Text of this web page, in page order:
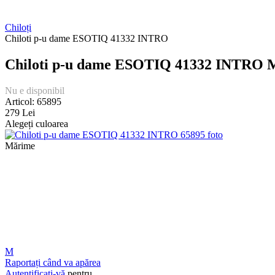
Chiloți
Chiloti p-u dame ESOTIQ 41332 INTRO
Chiloti p-u dame ESOTIQ 41332 INTRO
Nu e disponibil
Articol: 65895
279 Lei
Alegeți culoarea
Mărime
M
Raportați când va apărea